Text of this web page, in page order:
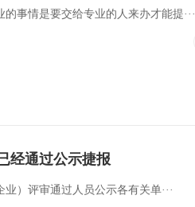
事情是要交给专业的人来办才能提···
经通过公示捷报
）评审通过人员公示各有关单···